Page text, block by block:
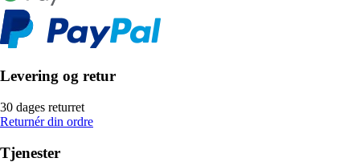
Levering og retur
30 dages returret
Returnér din ordre
Tjenester